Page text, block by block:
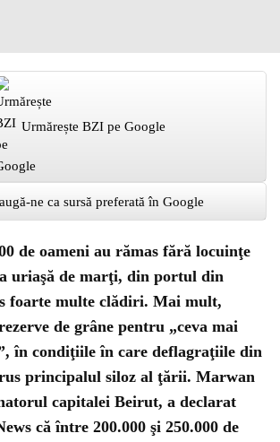
Urmărește BZI pe Google
ne ca sursă preferată în Google
de oameni au rămas fără locuinţe
uriaşă de marţi, din portul din
foarte multe clădiri. Mai mult,
de grâne pentru „ceva mai
în condiţiile în care deflagraţiile din
principalul siloz al ţării. Marwan
capitalei Beirut, a declarat
că între 200.000 şi 250.000 de